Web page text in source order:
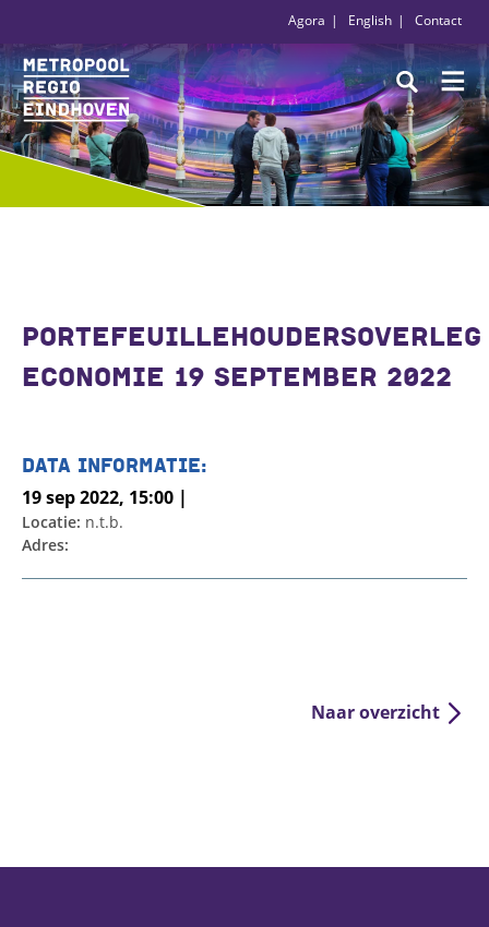
Agora English Contact
PORTEFEUILLEHOUDERSOVERLEG
ECONOMIE 19 SEPTEMBER 2022
DATA INFORMATIE:
19 sep 2022, 15:00 |
Locatie: n.t.b.
Adres:
Naar overzicht